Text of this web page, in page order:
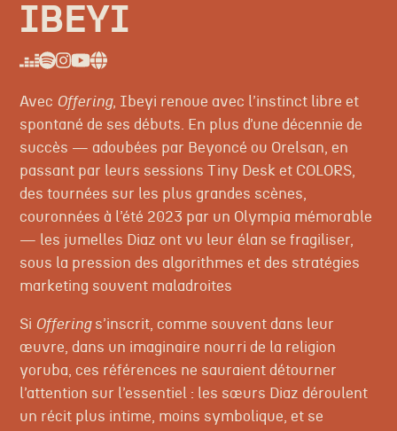
IBEYI
Avec Offering, Ibeyi renoue avec l’instinct libre et
spontané de ses débuts. En plus d’une décennie de
succès — adoubées par Beyoncé ou Orelsan, en
passant par leurs sessions Tiny Desk et COLORS,
des tournées sur les plus grandes scènes,
couronnées à l’été 2023 par un Olympia mémorable
— les jumelles Diaz ont vu leur élan se fragiliser,
sous la pression des algorithmes et des stratégies
marketing souvent maladroites
Si Offerings’inscrit, comme souvent dans leur
œuvre, dans un imaginaire nourri de la religion
yoruba, ces références ne sauraient détourner
l’attention sur l’essentiel : les sœurs Diaz déroulent
un récit plus intime, moins symbolique, et se